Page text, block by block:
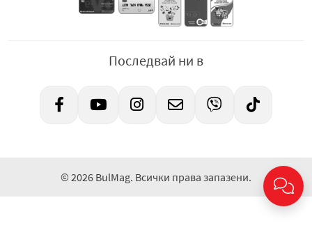
Последвай ни в
© 2026 BulMag. Всички права запазени.